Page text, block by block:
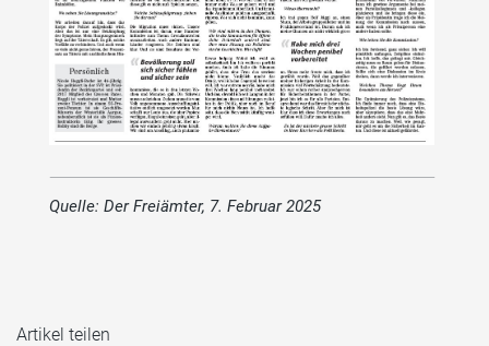
Quelle: Der Freiämter, 7. Februar 2025
Artikel teilen